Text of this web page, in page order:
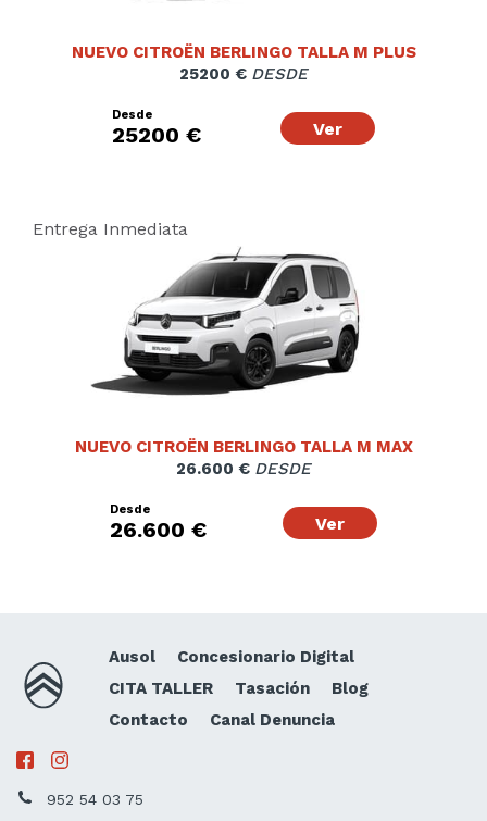
NUEVO CITROËN BERLINGO TALLA M PLUS
25200 € DESDE
Desde
25200 € Ver
Entrega Inmediata
NUEVO CITROËN BERLINGO TALLA M MAX
26.600 € DESDE
Desde
26.600 € Ver
Ausol
Concesionario Digital
CITA TALLER
Tasación
Blog
Contacto
Canal Denuncia
952 54 03 75